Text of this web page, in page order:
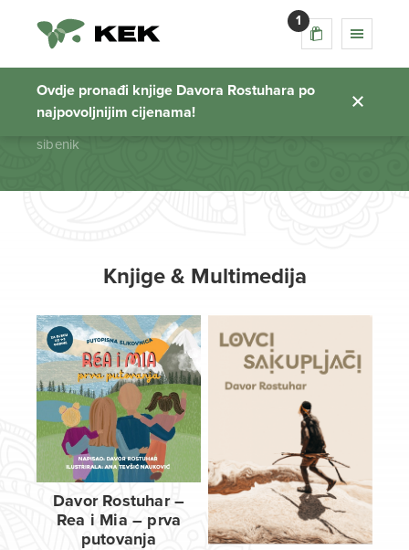
1
Ovdje pronađi knjige Davora Rostuhara po
najpovoljnijim cijenama!
sibenik
Početna stranica
sibenik
Knjige & Multimedija
Davor Rostuhar –
Rea i Mia – prva
putovanja